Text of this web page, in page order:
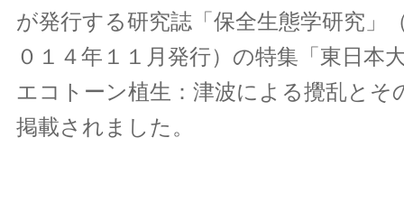
が発行する研究誌「保全生態学研究」
０１４年１１月発行）の特集「東日本
エコトーン植生：津波による攪乱とそ
掲載されました。